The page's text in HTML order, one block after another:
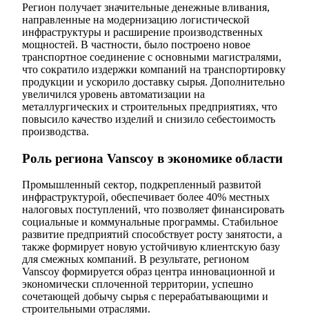
Регион получает значительные денежные вливания,
направленные на модернизацию логистической
инфраструктуры и расширение производственных
мощностей. В частности, было построено новое
транспортное соединение с основными магистралями,
что сократило издержки компаний на транспортировку
продукции и ускорило доставку сырья. Дополнительно
увеличился уровень автоматизации на
металлургических и строительных предприятиях, что
повысило качество изделий и снизило себестоимость
производства.
Роль региона Vanscoy в экономике области
Промышленный сектор, подкрепленный развитой
инфраструктурой, обеспечивает более 40% местных
налоговых поступлений, что позволяет финансировать
социальные и коммунальные программы. Стабильное
развитие предприятий способствует росту занятости, а
также формирует новую устойчивую клиентскую базу
для смежных компаний. В результате, регионом
Vanscoy формируется образ центра инновационной и
экономически сплоченной территории, успешно
сочетающей добычу сырья с перерабатывающими и
строительными отраслями.